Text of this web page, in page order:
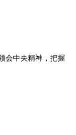
会中央精神，把握